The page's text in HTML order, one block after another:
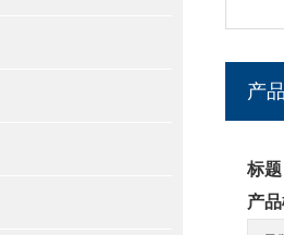
产
标
产